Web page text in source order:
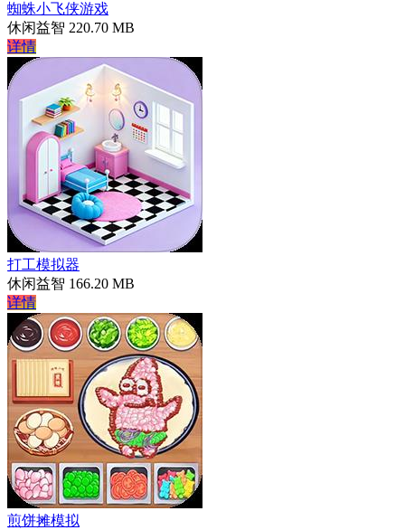
蜘蛛小飞侠游戏
休闲益智 220.70 MB
详情
打工模拟器
休闲益智 166.20 MB
详情
煎饼摊模拟